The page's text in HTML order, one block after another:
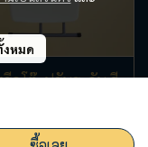
ดโต๊ะปรับระดับ สี
หมด